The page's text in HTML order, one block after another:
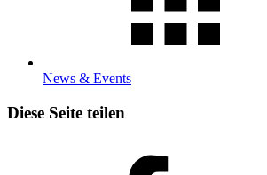
News & Events
Diese Seite teilen